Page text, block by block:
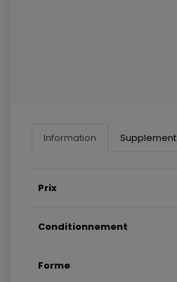
Information Supplement
Prix
Conditionnement
Forme